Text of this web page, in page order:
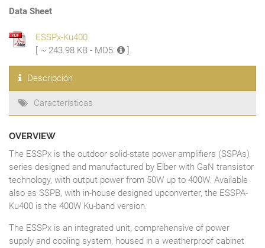
Data Sheet
ESSPx-Ku400
[ ~ 243.98 KB - MD5:
Descripción
Características
OVERVIEW
The ESSPx is the outdoor solid-state power amplifiers (SSPAs)
series designed and manufactured by Elber with GaN transistor
technology, with output power from 50W up to 400W. Available
also as SSPB, with in-house designed upconverter, the ESSPA-
Ku400 is the 400W Ku-band version.
The ESSPx is an integrated unit, comprehensive of power
supply and cooling system, housed in a weatherproof cabinet